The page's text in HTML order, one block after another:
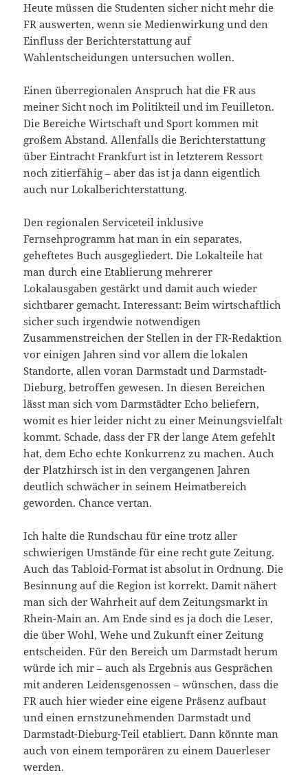
Heute müssen die Studenten sicher nicht mehr die
FR auswerten, wenn sie Medienwirkung und den
Einfluss der Berichterstattung auf
Wahlentscheidungen untersuchen wollen.
Einen überregionalen Anspruch hat die FR aus
meiner Sicht noch im Politikteil und im Feuilleton.
Die Bereiche Wirtschaft und Sport kommen mit
großem Abstand. Allenfalls die Berichterstattung
über Eintracht Frankfurt ist in letzterem Ressort
noch zitierfähig – aber das ist ja dann eigentlich
auch nur Lokalberichterstattung.
Den regionalen Serviceteil inklusive
Fernsehprogramm hat man in ein separates,
geheftetes Buch ausgegliedert. Die Lokalteile hat
man durch eine Etablierung mehrerer
Lokalausgaben gestärkt und damit auch wieder
sichtbarer gemacht. Interessant: Beim wirtschaftlich
sicher such irgendwie notwendigen
Zusammenstreichen der Stellen in der FR-Redaktion
vor einigen Jahren sind vor allem die lokalen
Standorte, allen voran Darmstadt und Darmstadt-
Dieburg, betroffen gewesen. In diesen Bereichen
lässt man sich vom Darmstädter Echo beliefern,
womit es hier leider nicht zu einer Meinungsvielfalt
kommt. Schade, dass der FR der lange Atem gefehlt
hat, dem Echo echte Konkurrenz zu machen. Auch
der Platzhirsch ist in den vergangenen Jahren
deutlich schwächer in seinem Heimatbereich
geworden. Chance vertan.
Ich halte die Rundschau für eine trotz aller
schwierigen Umstände für eine recht gute Zeitung.
Auch das Tabloid-Format ist absolut in Ordnung. Die
Besinnung auf die Region ist korrekt. Damit nähert
man sich der Wahrheit auf dem Zeitungsmarkt in
Rhein-Main an. Am Ende sind es ja doch die Leser,
die über Wohl, Wehe und Zukunft einer Zeitung
entscheiden. Für den Bereich um Darmstadt herum
würde ich mir – auch als Ergebnis aus Gesprächen
mit anderen Leidensgenossen – wünschen, dass die
FR auch hier wieder eine eigene Präsenz aufbaut
und einen ernstzunehmenden Darmstadt und
Darmstadt-Dieburg-Teil etabliert. Dann könnte man
auch von einem temporären zu einem Dauerleser
werden.